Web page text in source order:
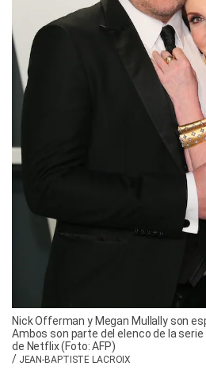
Nick Offerman y Megan Mullally son
Ambos son parte del elenco de la
de Netflix (Foto: AFP)
/ JEAN-BAPTISTE LACROIX